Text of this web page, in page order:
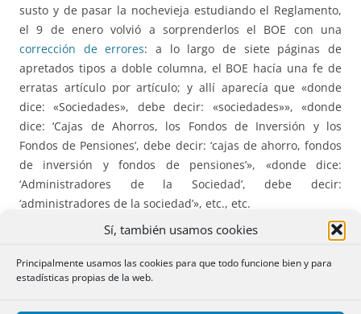
Sí, también usamos cookies
Principalmente usamos las cookies para que todo funcione bien y para
estadísticas propias de la web.
susto y de pasar la nochevieja estudiando el Reglamento,
el 9 de enero volvió a sorprenderlos el BOE con una
corrección de errores: a lo largo de siete páginas de
apretados tipos a doble columna, el BOE hacía una fe de
erratas artículo por artículo; y allí aparecía que «donde
dice: «Sociedades», debe decir: «sociedades»», «donde
dice: ‘Cajas de Ahorros, los Fondos de Inversión y los
Fondos de Pensiones’, debe decir: ‘cajas de ahorro, fondos
de inversión y fondos de pensiones’», «donde dice:
‘Administradores de la Sociedad’, debe decir:
‘administradores de la sociedad’», etc., etc.
Cuando abandonamos las aulas del Bachillerato creíamos